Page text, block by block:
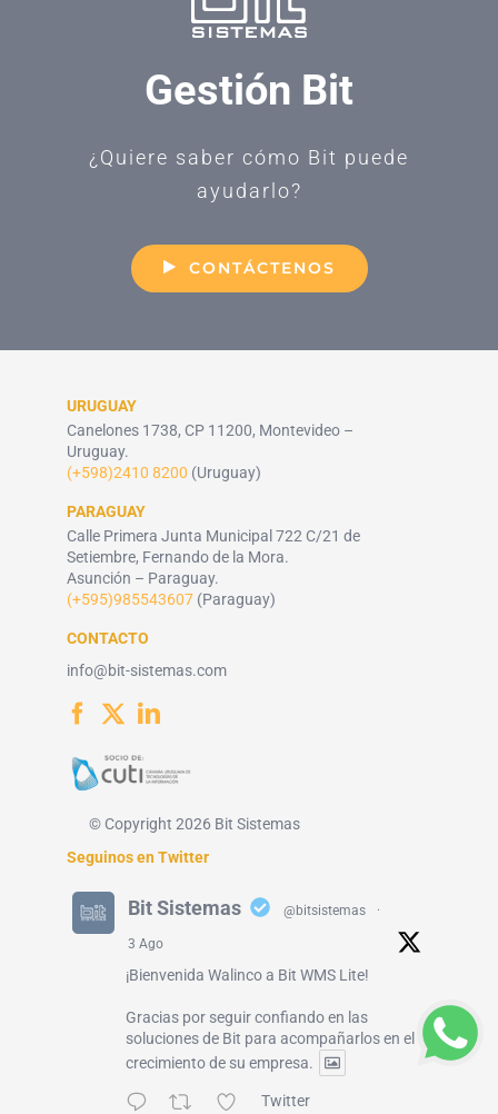
Gestión Bit
¿Quiere saber cómo Bit puede
ayudarlo?
CONTÁCTENOS
URUGUAY
Canelones 1738, CP 11200, Montevideo –
Uruguay.
(+598)2410 8200 (Uruguay)
PARAGUAY
Calle Primera Junta Municipal 722 C/21 de
Setiembre, Fernando de la Mora.
Asunción – Paraguay.
(+595)985543607 (Paraguay)
CONTACTO
info@bit-sistemas.com
© Copyright 2026 Bit Sistemas
Seguinos en Twitter
Bit Sistemas @bitsistemas ·
3 Ago
¡Bienvenida Walinco a Bit WMS Lite!
Gracias por seguir confiando en las
soluciones de Bit para acompañarlos en el
crecimiento de su empresa.
Twitter